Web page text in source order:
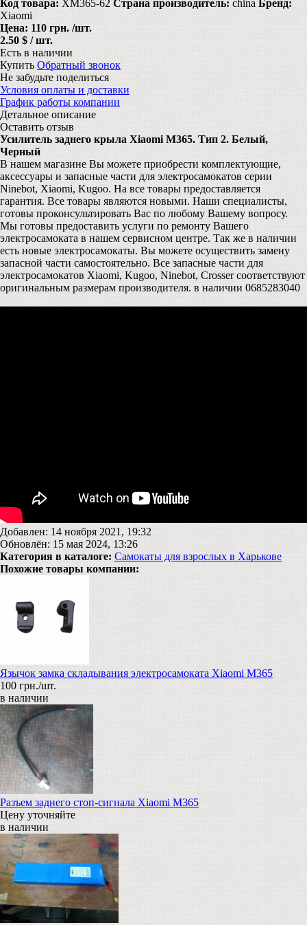
Код товара: XM365-62 Страна производитель: china Бренд:
Xiaomi
Цена: 110 грн. /шт.
2.50 $ / шт.
Есть в наличии
Купить Обратный звонок
Не забудьте поделиться
Условия оплаты и доставки
График работы компании
Детальное описание
Оставить отзыв
Усилитель заднего крыла Xiaomi M365. Тип 2. Белый,
Черный
В нашем магазине Вы можете приобрести комплектующие,
аксессуары и запасные части для электросамокатов серии
Ninebot, Xiaomi, Kugoo. На все товары предоставляется
гарантия. Все товары являются новыми. Наши специалисты,
готовы проконсультировать Вас по любому Вашему вопросу.
Мы готовы предоставить услуги по ремонту Вашего
электросамоката в нашем сервисном центре. Так же в наличии
есть новые электросамокаты. Вы можете осуществить замену
запасной части самостоятельно. Все запасные части для
электросамокатов Xiaomi, Kugoo, Ninebot, Crosser соответствуют
оригинальным размерам производителя. в наличии 0685283040
Добавлен: 14 ноября 2021, 19:32
Обновлён: 15 мая 2024, 13:26
Категория в каталоге: Самокаты для взрослых в Харькове
Похожие товары компании:
Язычок замка складывания электросамоката Xiaomi M365
100 грн./шт.
в наличии
Разъем заднего стоп-сигнала Xiaomi M365
Цену уточняйте
в наличии